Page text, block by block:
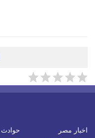
اخبار مصر حوادث